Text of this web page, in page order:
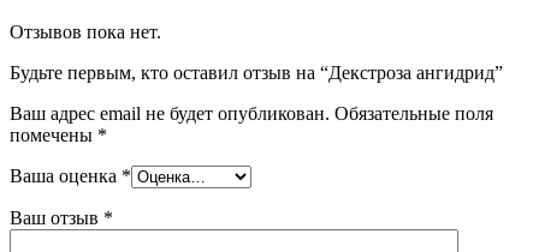
Отзывов пока нет.
Будьте первым, кто оставил отзыв на “Декстроза ангидрид”
Ваш адрес email не будет опубликован. Обязательные поля
помечены *
Ваша оценка *
Ваш отзыв *